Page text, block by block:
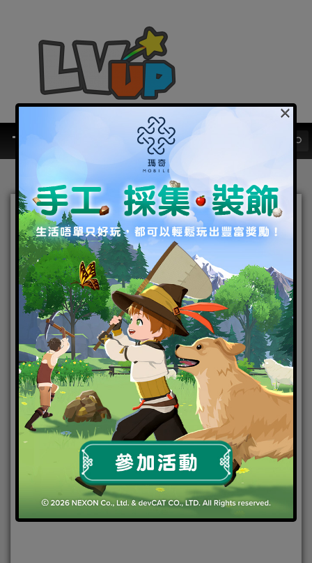
不可錯過的紀念活動，《RO
仙境傳說：愛如初見》二十
週年慶典盛大開啟！
2022-09-29|Android,IOS,手機遊戲 焦點新聞
×